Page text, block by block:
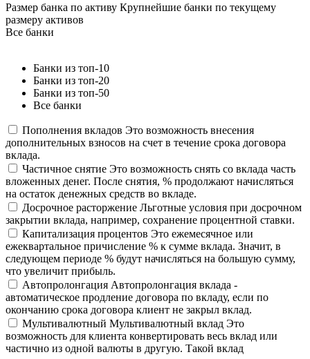
Размер банка по активу Крупнейшие банки по текущему
размеру активов
Все банки
Банки из топ-10
Банки из топ-20
Банки из топ-50
Все банки
Пополнения вкладов Это возможность внесения
дополнительных взносов на счет в течение срока договора
вклада.
Частичное снятие Это возможность снять со вклада часть
вложенных денег. После снятия, % продолжают начисляться
на остаток денежных средств во вкладе.
Досрочное расторжение Льготные условия при досрочном
закрытии вклада, например, сохранение процентной ставки.
Капитализация процентов Это ежемесячное или
ежеквартальное причисление % к сумме вклада. Значит, в
следующем периоде % будут начисляться на большую сумму,
что увеличит прибыль.
Автопролонгация Автопролонгация вклада -
автоматическое продление договора по вкладу, если по
окончанию срока договора клиент не закрыл вклад.
Мультивалютный Мультивалютный вклад Это
возможность для клиента конвертировать весь вклад или
частично из одной валюты в другую. Такой вклад